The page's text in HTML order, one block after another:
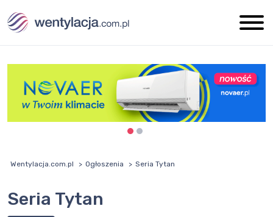
Wentylacja.com.pl Ogłoszenia Seria Tytan
Seria Tytan